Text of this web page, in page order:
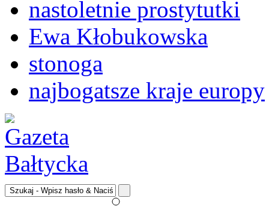
nastoletnie prostytutki
Ewa Kłobukowska
stonoga
najbogatsze kraje europy